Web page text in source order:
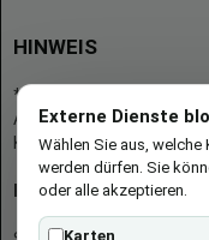
HINWEIS
* = Afilliate-Link
Als Amazon-Partner
Käufen.
Hinweis zu Preisen und
Externe Dienste
Wählen Sie aus, welche
werden dürfen. Sie
oder alle akzeptieren.
Karten